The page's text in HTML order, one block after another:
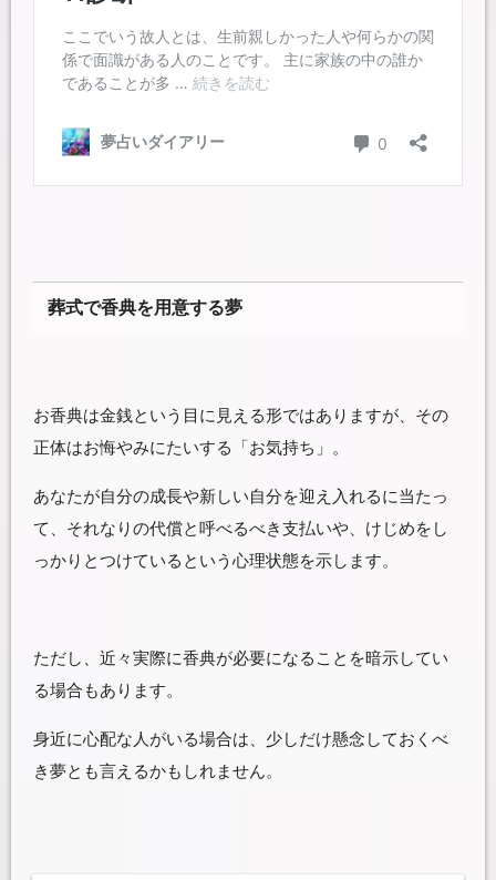
葬式で香典を用意する夢
お香典は金銭という目に見える形ではありますが、その
正体はお悔やみにたいする「お気持ち」。
あなたが自分の成長や新しい自分を迎え入れるに当たっ
て、それなりの代償と呼べるべき支払いや、けじめをし
っかりとつけているという心理状態を示します。
ただし、近々実際に香典が必要になることを暗示してい
る場合もあります。
身近に心配な人がいる場合は、少しだけ懸念しておくべ
き夢とも言えるかもしれません。